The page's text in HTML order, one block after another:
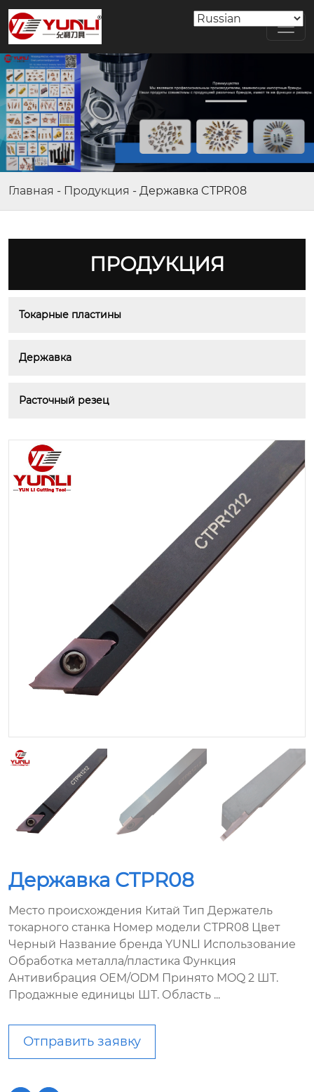
Главная - Продукция - Державка CTPR08
ПРОДУКЦИЯ
Токарные пластины
Державка
Расточный резец
Державка CTPR08
Место происхождения Китай Тип Держатель
токарного станка Номер модели CTPR08 Цвет
Черный Название бренда YUNLI Использование
Обработка металла/пластика Функция
Антивибрация OEM/ODM Принято MOQ 2 ШТ.
Продажные единицы ШТ. Область ...
Отправить заявку